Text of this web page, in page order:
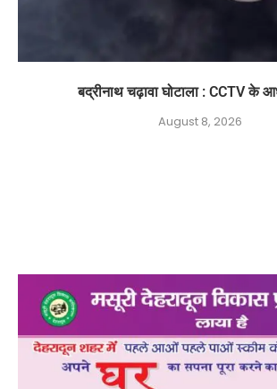
बद्रीनाथ चढ़ावा घोटाला : CCTV के
August 8, 2026